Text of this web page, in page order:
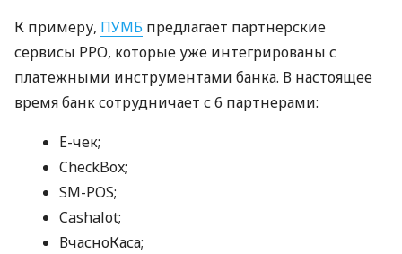
К примеру, ПУМБ предлагает партнерские
сервисы РРО, которые уже интегрированы с
платежными инструментами банка. В настоящее
время банк сотрудничает с 6 партнерами:
E-чек;
CheckBox;
SM-POS;
Cashalot;
ВчасноКаса;